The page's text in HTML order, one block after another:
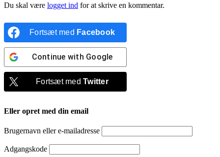
Du skal være logget ind for at skrive en kommentar.
Fortsæt med Facebook
Continue with Google
Fortsæt medTwitter
Eller opret med din email
Brugernavn eller e-mailadresse
Adgangskode